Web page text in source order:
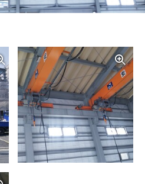
写真を拡大する